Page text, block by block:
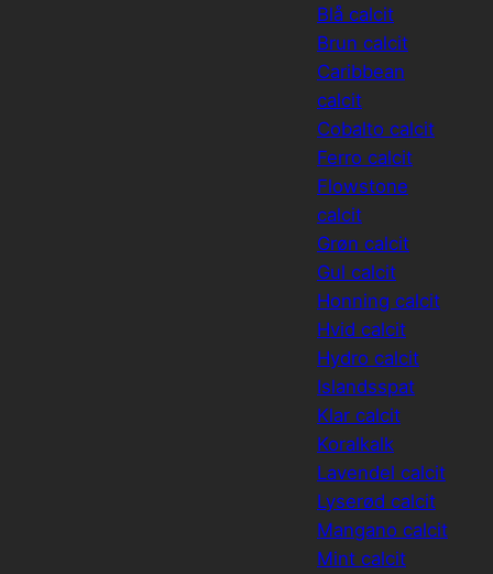
Blå calcit
Brun calcit
Caribbean
calcit
Cobalto calcit
Ferro calcit
Flowstone
calcit
Grøn calcit
Gul calcit
Honning calcit
Hvid calcit
Hydro calcit
Islandsspat
Klar calcit
Koralkalk
Lavendel calcit
Lyserød calcit
Mangano calcit
Mint calcit